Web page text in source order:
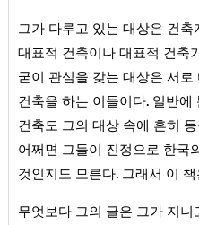
그가 다루고 있는 대상은 건
대표적 건축이나 대표적 건축
굳이 관심을 갖는 대상은 서
건축을 하는 이들이다. 일반에
건축도 그의 대상 속에 흔히
어쩌면 그들이 진정으로 한국
것인지도 모른다. 그래서 이
무엇보다 그의 글은 그가 지